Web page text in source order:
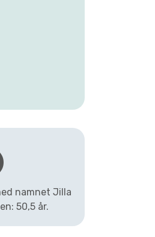
namnet Jilla
50,5 år.